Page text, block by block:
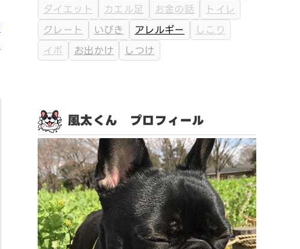
ダイエット
カエル足 お金の話
トイレ
クレート
いびき アレルギー
しこり
イボ
お出かけ しつけ
風太くん プロフィール